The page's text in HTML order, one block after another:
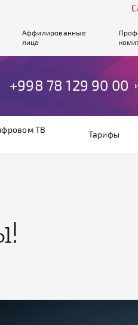
Аффилированные
лица
+998 78 129 90 00
ТВ Тарифы